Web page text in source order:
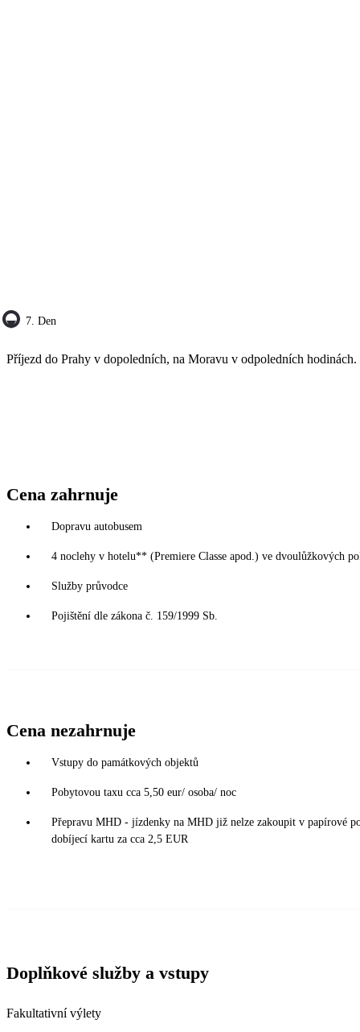
7. Den
Příjezd do Prahy v dopoledních, na Moravu v odpoledních hodinách.
Cena zahrnuje
Dopravu autobusem
4 noclehy v hotelu** (Premiere Classe apod.) ve dvoulůžkových
Služby průvodce
Pojištění dle zákona č. 159/1999 Sb.
Cena nezahrnuje
Vstupy do památkových objektů
Pobytovou taxu cca 5,50 eur/ osoba/ noc
Přepravu MHD - jízdenky na MHD již nelze zakoupit v papírové
dobíjecí kartu za cca 2,5 EUR
Doplňkové služby a vstupy
Fakultativní výlety